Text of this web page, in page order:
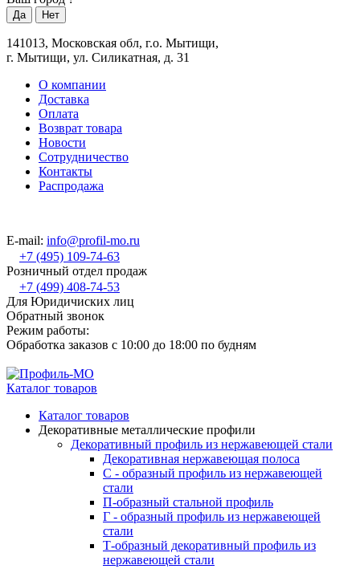
141013, Московская обл, г.о. Мытищи,
г. Мытищи, ул. Силикатная, д. 31
О компании
Доставка
Оплата
Возврат товара
Новости
Сотрудничество
Контакты
Распродажа
E-mail: info@profil-mo.ru
+7 (495) 109-74-63
Розничный отдел продаж
+7 (499) 408-74-53
Для Юридичиских лиц
Обратный звонок
Режим работы:
Обработка заказов с 10:00 до 18:00 по будням
Каталог товаров
Каталог товаров
Декоративные металлические профили
Декоративный профиль из нержавеющей стали
Декоративная нержавеющая полоса
С - образный профиль из нержавеющей
стали
П-образный стальной профиль
Г - образный профиль из нержавеющей
стали
Т-образный декоративный профиль из
нержавеющей стали